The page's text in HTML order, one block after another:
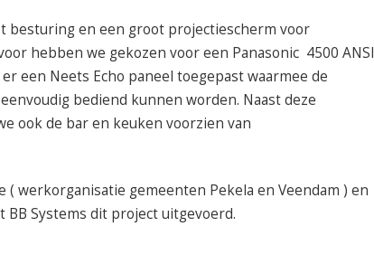
besturing en een groot projectiescherm voor
hebben we gekozen voor een Panasonic 4500 ANSI
een Neets Echo paneel toegepast waarmee de
bediend kunnen worden. Naast deze
ook de bar en keuken voorzien van
( werkorganisatie gemeenten Pekela en Veendam ) en
Systems dit project uitgevoerd.